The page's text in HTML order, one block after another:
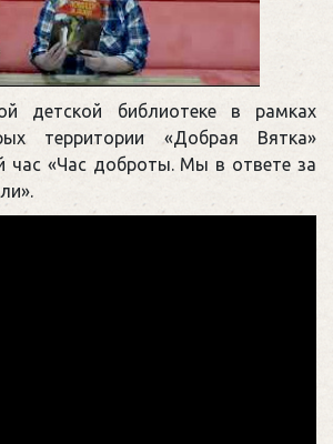
детской библиотеке в рамках
территории «Добрая Вятка»
час «Час доброты. Мы в ответе за